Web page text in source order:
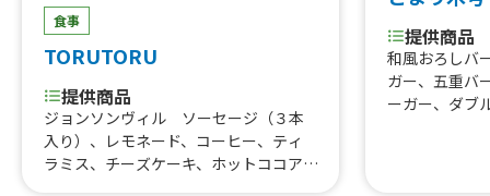
食事
TORUTORU
提供商品
ジョンソンヴィル ソーセージ（３本
入り）、レモネード、コーヒー、ティ
ラミス、チーズケーキ、ホットココア、
提供商品
和風おろしバ
ガー、五重バ
ーガー、ダブ